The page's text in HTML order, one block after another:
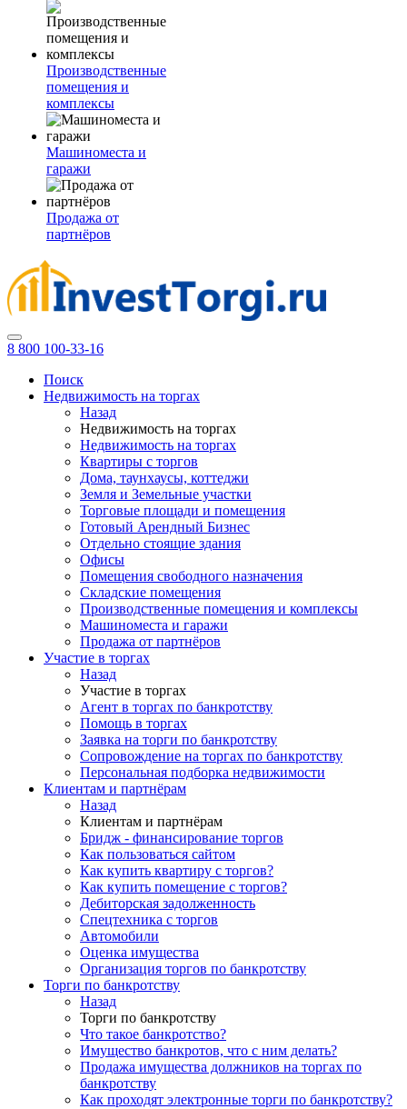
Производственные
помещения и
комплексы
Машиноместа и
гаражи
Продажа от
партнёров
8 800 100-33-16
Поиск
Недвижимость на торгах
Назад
Недвижимость на торгах
Недвижимость на торгах
Квартиры с торгов
Дома, таунхаусы, коттеджи
Земля и Земельные участки
Торговые площади и помещения
Готовый Арендный Бизнес
Отдельно стоящие здания
Офисы
Помещения свободного назначения
Складские помещения
Производственные помещения и комплексы
Машиноместа и гаражи
Продажа от партнёров
Участие в торгах
Назад
Участие в торгах
Агент в торгах по банкротству
Помощь в торгах
Заявка на торги по банкротству
Сопровождение на торгах по банкротству
Персональная подборка недвижимости
Клиентам и партнёрам
Назад
Клиентам и партнёрам
Бридж - финансирование торгов
Как пользоваться сайтом
Как купить квартиру с торгов?
Как купить помещение с торгов?
Дебиторская задолженность
Спецтехника с торгов
Автомобили
Оценка имущества
Организация торгов по банкротству
Торги по банкротству
Назад
Торги по банкротству
Что такое банкротство?
Имущество банкротов, что с ним делать?
Продажа имущества должников на торгах по
банкротству
Как проходят электронные торги по банкротству?